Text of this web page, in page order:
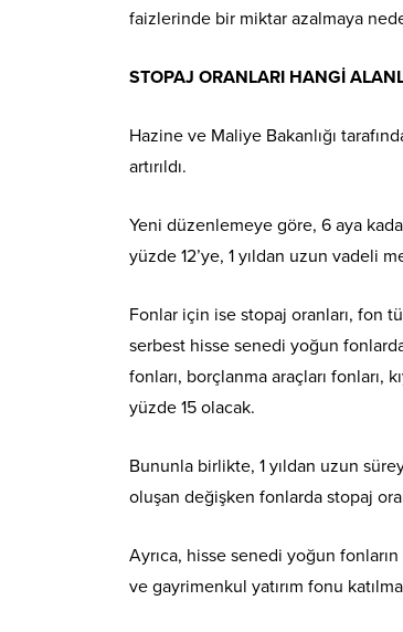
faizlerinde bir miktar azalmaya
STOPAJ ORANLARI HANGİ
Hazine ve Maliye Bakanlığı
artırıldı.
Yeni düzenlemeye göre, 6 aya
yüzde 12’ye, 1 yıldan uzun vadeli
Fonlar için ise stopaj oranları, fon
serbest hisse senedi yoğun
fonları, borçlanma araçları fonları,
yüzde 15 olacak.
Bununla birlikte, 1 yıldan uzun
oluşan değişken fonlarda stopaj
Ayrıca, hisse senedi yoğun
ve gayrimenkul yatırım fonu